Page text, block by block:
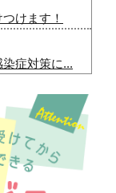
けます！
症対策に...